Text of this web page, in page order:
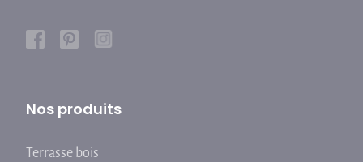
Nos produits
Terrasse bois